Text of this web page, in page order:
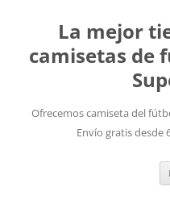
La mejor
camisetas de
Ofrecemos camiseta del
Envío gratis desde